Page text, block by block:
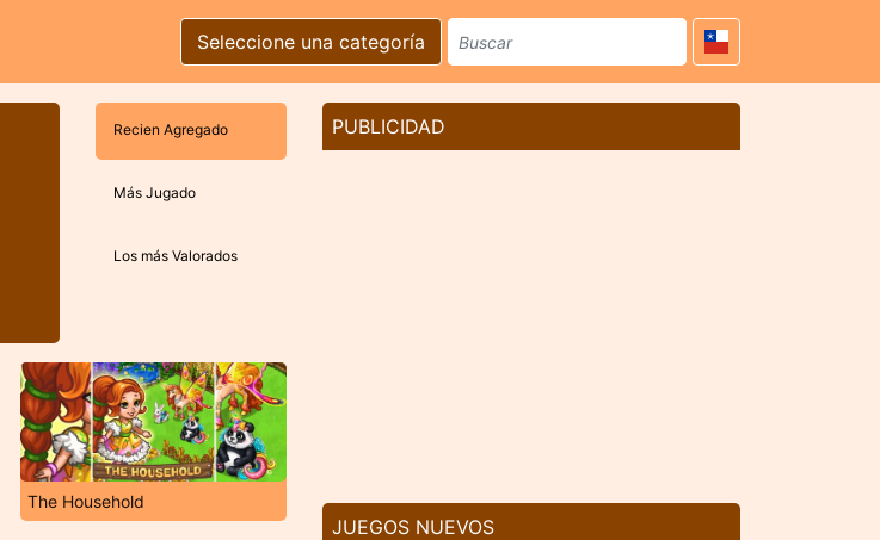
Seleccione una categoría
Recien Agregado
Más Jugado
Los más Valorados
The Household
PUBLICIDAD
JUEGOS NUEVOS